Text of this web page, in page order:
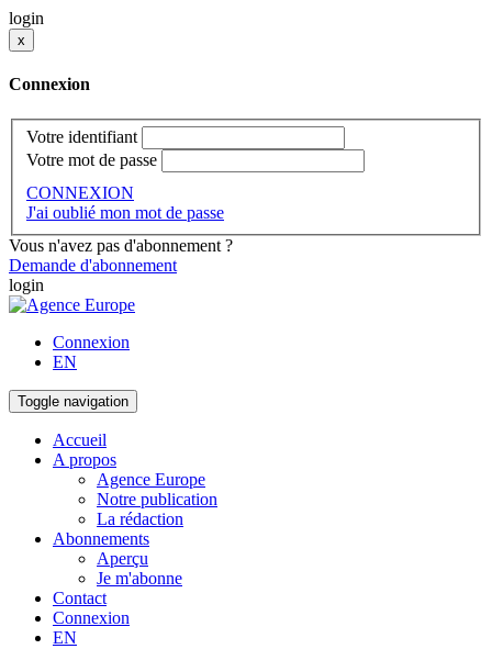
login
x
Connexion
Votre identifiant
Votre mot de passe
CONNEXION
J'ai oublié mon mot de passe
Vous n'avez pas d'abonnement ?
Demande d'abonnement
login
Connexion
EN
Toggle navigation
Accueil
A propos
Agence Europe
Notre publication
La rédaction
Abonnements
Aperçu
Je m'abonne
Contact
Connexion
EN